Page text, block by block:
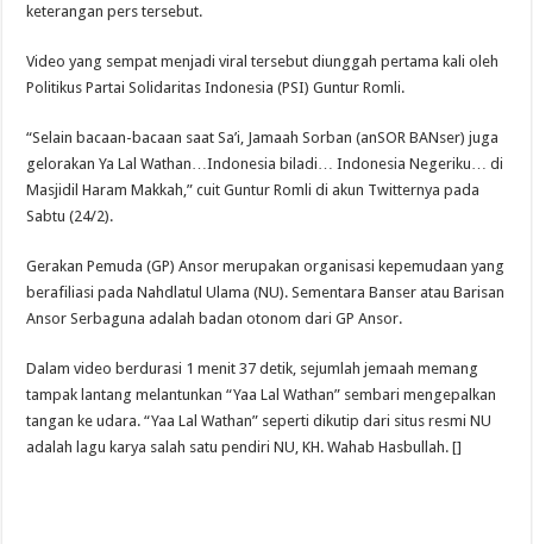
keterangan pers tersebut.
Video yang sempat menjadi viral tersebut diunggah pertama kali oleh
Politikus Partai Solidaritas Indonesia (PSI) Guntur Romli.
“Selain bacaan-bacaan saat Sa’i, Jamaah Sorban (anSOR BANser) juga
gelorakan Ya Lal Wathan…Indonesia biladi… Indonesia Negeriku… di
Masjidil Haram Makkah,” cuit Guntur Romli di akun Twitternya pada
Sabtu (24/2).
Gerakan Pemuda (GP) Ansor merupakan organisasi kepemudaan yang
berafiliasi pada Nahdlatul Ulama (NU). Sementara Banser atau Barisan
Ansor Serbaguna adalah badan otonom dari GP Ansor.
Dalam video berdurasi 1 menit 37 detik, sejumlah jemaah memang
tampak lantang melantunkan “Yaa Lal Wathan” sembari mengepalkan
tangan ke udara. “Yaa Lal Wathan” seperti dikutip dari situs resmi NU
adalah lagu karya salah satu pendiri NU, KH. Wahab Hasbullah. []